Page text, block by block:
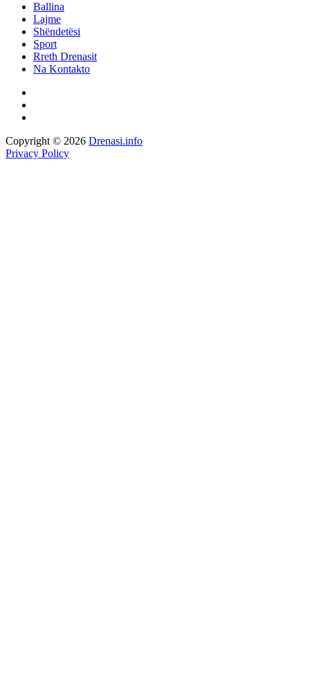
Ballina
Lajme
Shëndetësi
Sport
Rreth Drenasit
Na Kontakto
Copyright © 2026 Drenasi.info
Privacy Policy